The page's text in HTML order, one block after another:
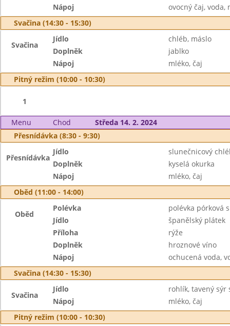
Nápoj
ovocný čaj, voda,
Svačina (14:30 - 15:30)
Svačina
Jídlo
chléb, máslo
Doplněk
jablko
Nápoj
mléko, čaj
Pitný režim (10:00 - 10:30)
1
Menu Chod
Středa 14. 2. 2024
Přesnídávka (8:30 - 9:30)
Přesnídávka
Jídlo
slunečnicový
Doplněk
kyselá okurka
Nápoj
mléko, čaj
Oběd (11:00 - 14:00)
Oběd
Polévka
polévka pórková
Jídlo
španělský plátek
Příloha
rýže
Doplněk
hroznové víno
Nápoj
ochucená voda,
Svačina (14:30 - 15:30)
Svačina
Jídlo
rohlík, tavený sýr
Nápoj
mléko, čaj
Pitný režim (10:00 - 10:30)